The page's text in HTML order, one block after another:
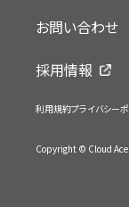
お問い合わせ
採用情報
利用規約プライバシー
Copyright © Cloud